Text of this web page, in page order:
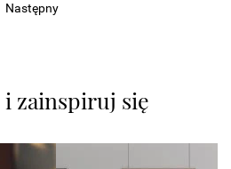
Następny
zainspiruj się